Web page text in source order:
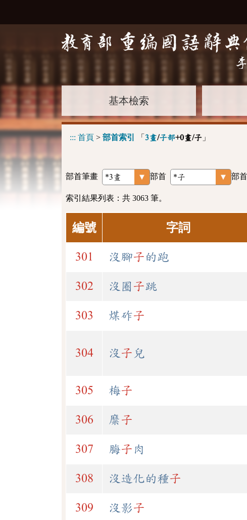
基本檢索
::: 首頁 > 部首索引 「 3畫/子部+0畫/子 」
部首筆畫 部首 部
索引結果列表：共 3063 筆。
編號 字詞
301 沒腳子 的跑
302 沒圈 子跳
303 煤砟子
304 沒 子 兒
305 梅子
306 糜 子
307 脢子 肉
308 沒造化的種子
309 沒影子